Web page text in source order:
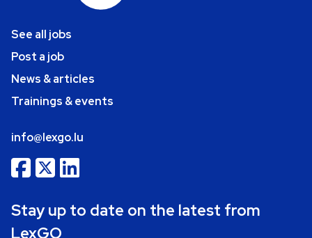
See all jobs
Post a job
News & articles
Trainings & events
info@lexgo.lu
Stay up to date on the latest from
LexGO